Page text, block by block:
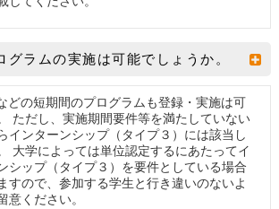
グラムの実施は可能でしょうか。
どの短期間のプログラムも登録・実施は可
ただし、実施期間要件等を満たしていない
インターンシップ（タイプ３）には該当し
大学によっては単位認定するにあたってイ
シップ（タイプ３）を要件としている場合
すので、参加する学生と行き違いのないよ
意ください。